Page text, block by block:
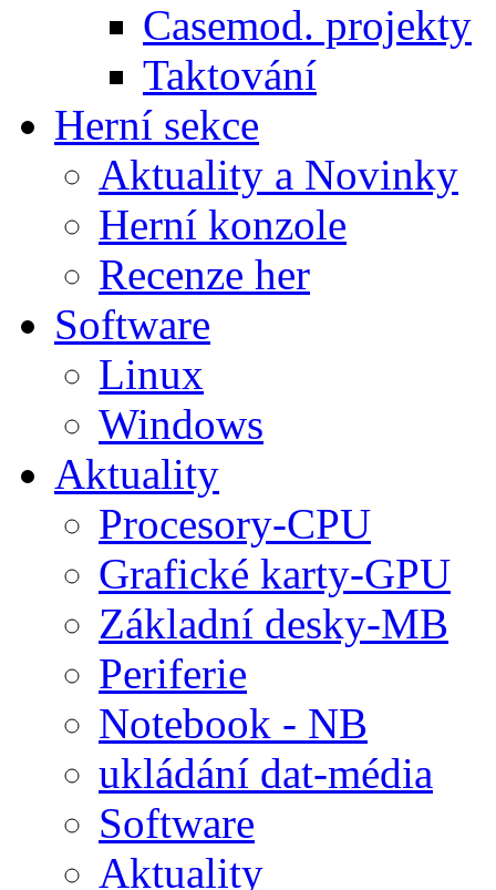
Casemod. projekty
Taktování
Herní sekce
Aktuality a Novinky
Herní konzole
Recenze her
Software
Linux
Windows
Aktuality
Procesory-CPU
Grafické karty-GPU
Základní desky-MB
Periferie
Notebook - NB
ukládání dat-média
Software
Aktuality